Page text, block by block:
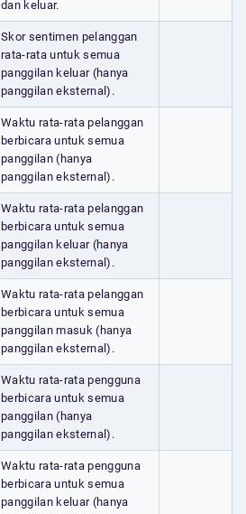
dan keluar.
Skor sentimen pelanggan
rata-rata untuk semua
panggilan keluar (hanya
panggilan eksternal).
Waktu rata-rata pelanggan
berbicara untuk semua
panggilan (hanya
panggilan eksternal).
Waktu rata-rata pelanggan
berbicara untuk semua
panggilan keluar (hanya
panggilan eksternal).
Waktu rata-rata pelanggan
berbicara untuk semua
panggilan masuk (hanya
panggilan eksternal).
Waktu rata-rata pengguna
berbicara untuk semua
panggilan (hanya
panggilan eksternal).
Waktu rata-rata pengguna
berbicara untuk semua
panggilan keluar (hanya